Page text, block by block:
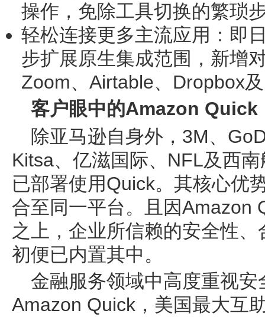
操作，免除工具切换的繁琐
轻松连接更多主流应用： 即
步扩展原生集成范围，新增
Zoom、Airtable、Dropbox
客户眼中的Amazon Quick
除亚马逊自身外，3M、
Kitsa、亿滋国际、NFL及西
已部署使用Quick。其核心优
合至同一平台。且因Amazon
之上，企业所信赖的安全性
初便已内置其中。
金融服务领域中高度重视
Amazon Quick，美国最大互